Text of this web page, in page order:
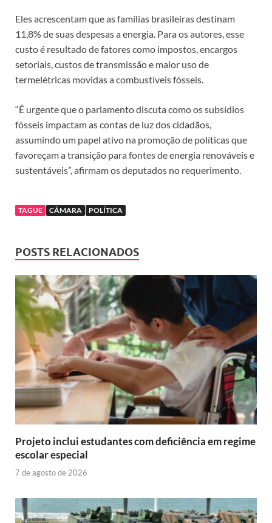
Eles acrescentam que as famílias brasileiras destinam
11,8% de suas despesas a energia. Para os autores, esse
custo é resultado de fatores como impostos, encargos
setoriais, custos de transmissão e maior uso de
termelétricas movidas a combustíveis fósseis.
“É urgente que o parlamento discuta como os subsídios
fósseis impactam as contas de luz dos cidadãos,
assumindo um papel ativo na promoção de políticas que
favoreçam a transição para fontes de energia renováveis e
sustentáveis”, afirmam os deputados no requerimento.
TAGUE CÂMARA POLÍTICA
POSTS RELACIONADOS
Projeto inclui estudantes com deficiência em regime
escolar especial
7 de agosto de 2026